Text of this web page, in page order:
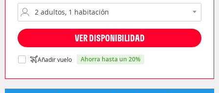
VER DISPONIBILIDAD
Añadir vuelo ahorra hasta un 20%